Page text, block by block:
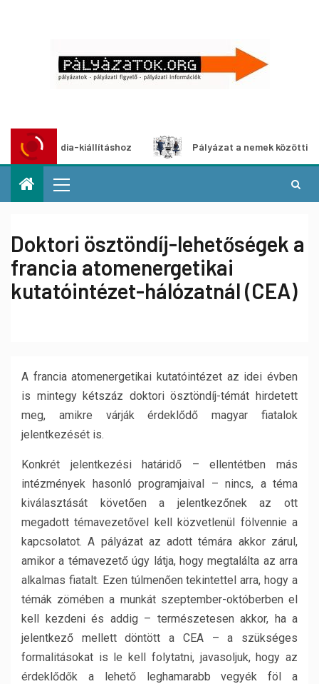
kiállításhoz Pályázat a nemek közötti
Doktori ösztöndíj-lehetőségek a
francia atomenergetikai
kutatóintézet-hálózatnál (CEA)
A francia atomenergetikai kutatóintézet az idei évben
is mintegy kétszáz doktori ösztöndíj-témát hirdetett
meg, amikre várják érdeklődő magyar fiatalok
jelentkezését is.
Konkrét jelentkezési határidő – ellentétben más
intézmények hasonló programjaival – nincs, a téma
kiválasztását követően a jelentkezőnek az ott
megadott témavezetővel kell közvetlenül fölvennie a
kapcsolatot. A pályázat az adott témára akkor zárul,
amikor a témavezető úgy látja, hogy megtalálta az arra
alkalmas fiatalt. Ezen túlmenően tekintettel arra, hogy a
témák zömében a munkát szeptember-októberben el
kell kezdeni és addig – természetesen akkor, ha a
jelentkező mellett döntött a CEA – a szükséges
formalitásokat is le kell folytatni, javasoljuk, hogy az
érdeklődők a lehető leghamarabb vegyék föl a